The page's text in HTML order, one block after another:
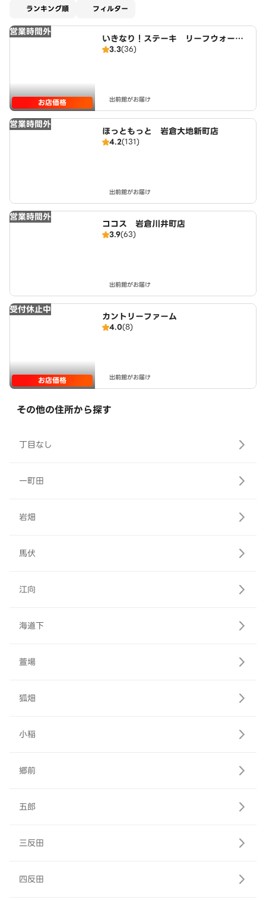
ランキング順 フィルター
営業時間外
お店価格
いきなり！ステーキ リーフウォーク
稲沢店
3.3(36)
出前館がお届け
営業時間外
ほっともっと 岩倉大地新町店
4.2(131)
出前館がお届け
営業時間外
ココス 岩倉川井町店
3.9(63)
出前館がお届け
受付休止中
お店価格
カントリーファーム
4.0(8)
出前館がお届け
その他の住所から探す
丁目なし
一町田
岩畑
馬伏
江向
海道下
萱場
狐畑
小稲
郷前
五郎
三反田
四反田